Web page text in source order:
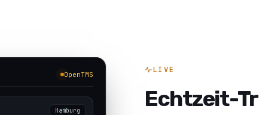
LIVE
Echtzeit-
OpenTMS
Hamburg